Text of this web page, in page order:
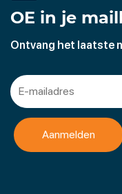
OE in je
Ontvang het laatste